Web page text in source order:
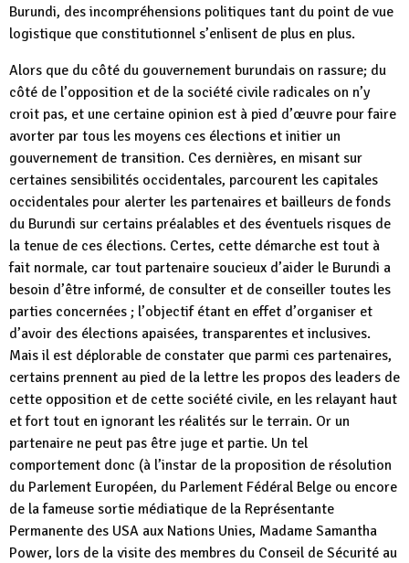
Burundi, des incompréhensions politiques tant du point de vue
logistique que constitutionnel s’enlisent de plus en plus.
Alors que du côté du gouvernement burundais on rassure; du
côté de l’opposition et de la société civile radicales on n’y
croit pas, et une certaine opinion est à pied d’œuvre pour faire
avorter par tous les moyens ces élections et initier un
gouvernement de transition. Ces dernières, en misant sur
certaines sensibilités occidentales, parcourent les capitales
occidentales pour alerter les partenaires et bailleurs de fonds
du Burundi sur certains préalables et des éventuels risques de
la tenue de ces élections. Certes, cette démarche est tout à
fait normale, car tout partenaire soucieux d’aider le Burundi a
besoin d’être informé, de consulter et de conseiller toutes les
parties concernées ; l’objectif étant en effet d’organiser et
d’avoir des élections apaisées, transparentes et inclusives.
Mais il est déplorable de constater que parmi ces partenaires,
certains prennent au pied de la lettre les propos des leaders de
cette opposition et de cette société civile, en les relayant haut
et fort tout en ignorant les réalités sur le terrain. Or un
partenaire ne peut pas être juge et partie. Un tel
comportement donc (à l’instar de la proposition de résolution
du Parlement Européen, du Parlement Fédéral Belge ou encore
de la fameuse sortie médiatique de la Représentante
Permanente des USA aux Nations Unies, Madame Samantha
Power, lors de la visite des membres du Conseil de Sécurité au